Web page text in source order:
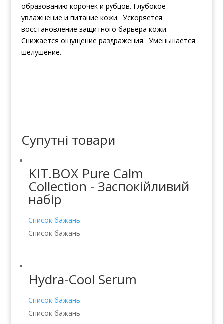
образованию корочек и рубцов. Глубокое
увлажнение и питание кожи. Ускоряется
восстановление защитного барьера кожи.
Снижается ощущение раздражения. Уменьшается
шелушение.
Супутні товари
KIT.BOX Pure Calm
Collection - Заспокійливий
набір
Список бажань
Список бажань
Hydra-Cool Serum
Список бажань
Список бажань